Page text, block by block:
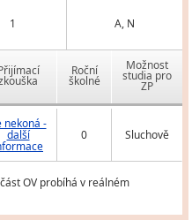
1 A, N
Roční
školné
Možnost
studia pro
ZP
nekoná -
další 0 Sluchově
OV probíhá v reálném